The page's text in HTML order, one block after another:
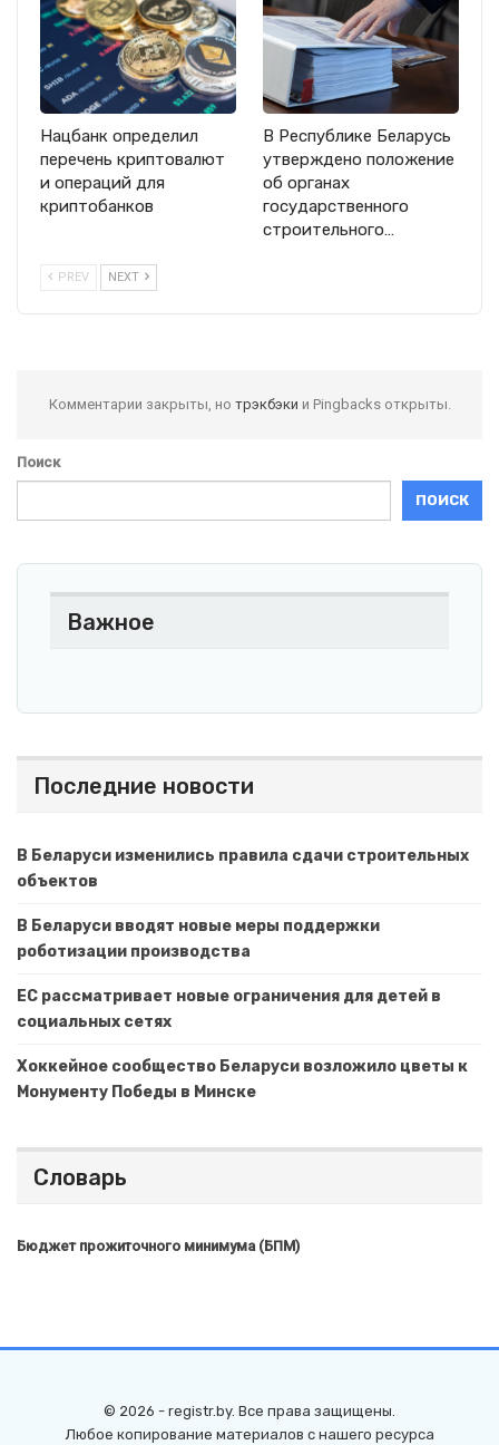
Нацбанк определил
перечень криптовалют
и операций для
криптобанков
В Республике Беларусь
утверждено положение
об органах
государственного
строительного…
PREV NEXT
Комментарии закрыты, но трэкбэки и Pingbacks открыты.
Поиск
ПОИСК
Важное
Последние новости
В Беларуси изменились правила сдачи строительных
объектов
В Беларуси вводят новые меры поддержки
роботизации производства
ЕС рассматривает новые ограничения для детей в
социальных сетях
Хоккейное сообщество Беларуси возложило цветы к
Монументу Победы в Минске
Словарь
Бюджет прожиточного минимума (БПМ)
© 2026 - registr.by. Все права защищены.
Любое копирование материалов с нашего ресурса